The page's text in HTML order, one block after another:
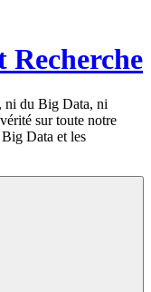
Recherche
ni du Big Data, ni
sur toute notre
Big Data et les